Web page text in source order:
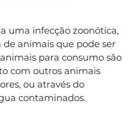
uma infecção zoonótica,
animais que pode ser
para consumo são
com outros animais
ou através do
contaminados.